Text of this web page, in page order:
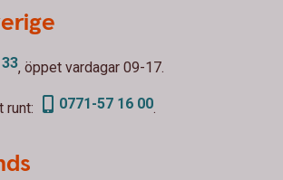
, öppet vardagar 09-17.
runt: 0771-57 16 00.